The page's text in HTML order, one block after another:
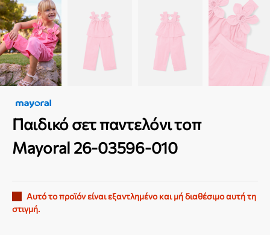
Παιδικό σετ παντελόνι τοπ
Mayoral 26-03596-010
Αυτό το προϊόν είναι εξαντλημένο και μή διαθέσιμο αυτή τη
στιγμή.